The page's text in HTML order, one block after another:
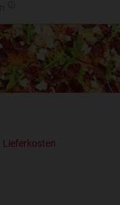
Lieferkosten